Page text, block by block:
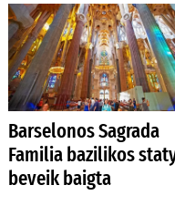
Barselonos Sagrada
Familia bazilikos
beveik baigta